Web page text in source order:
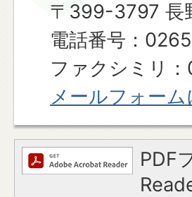
〒399-3797 長
電話番号：
ファクシミリ
メールフォー
PDF